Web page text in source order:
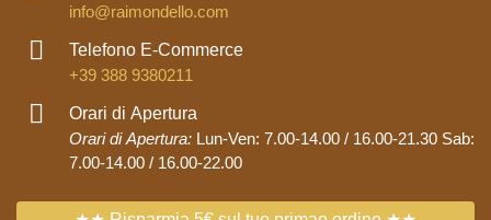
info@raimondello.com
Telefono E-Commerce
+39 388 9380211
Orari di Apertura
Orari di Apertura: Lun-Ven: 7.00-14.00 / 16.00-21.30 Sab:
7.00-14.00 / 16.00-22.00